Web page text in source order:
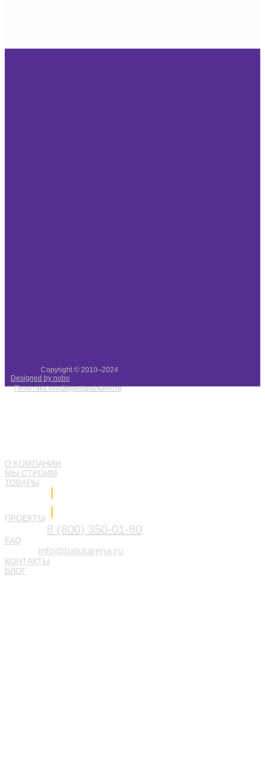
О КОМПАНИИ
МЫ СТРОИМ
ТОВАРЫ
ПРОЕКТЫ
8 (800) 350-01-80
FAQ
info@batutarena.ru
КОНТАКТЫ
БЛОГ
Copyright © 2010–2024
Designed by nobo
Политика конфиденциальности